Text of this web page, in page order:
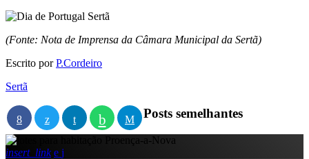
(Fonte: Nota de Imprensa da Câmara Municipal da Sertã)
Escrito porP.Cordeiro
Sertã
Posts semelhantes
insert_link